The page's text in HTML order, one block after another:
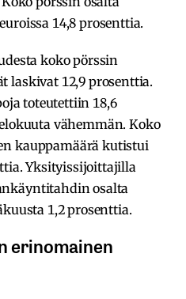
14,8 prosenttia.
koko pörssin
laskivat 12,9 prosenttia.
toteutettiin 18,6
vähemmän. Koko
kauppamäärä kutistui
Yksityissijoittajilla
osalta
1,2 prosenttia.
erinomainen